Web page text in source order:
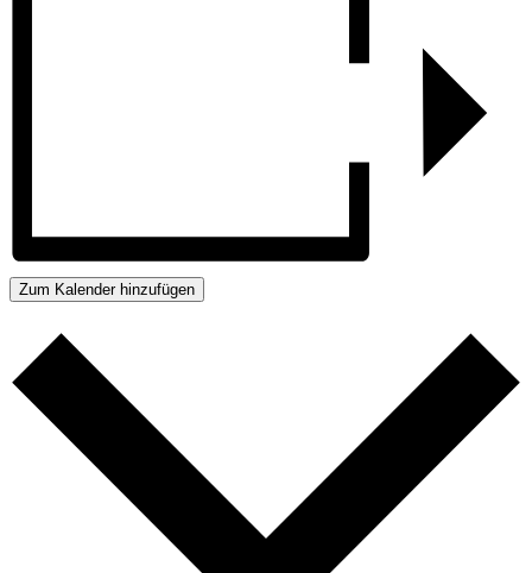
Zum Kalender hinzufügen